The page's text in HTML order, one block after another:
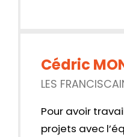
Cédric
LES
Pour avoir
projets avec